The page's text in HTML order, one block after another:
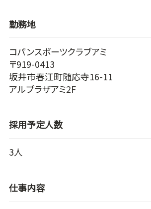
勤務地
コパンスポーツクラブアミ
〒919-0413
坂井市春江町随応寺16-11
アルプラザアミ2F
採用予定人数
3人
仕事内容